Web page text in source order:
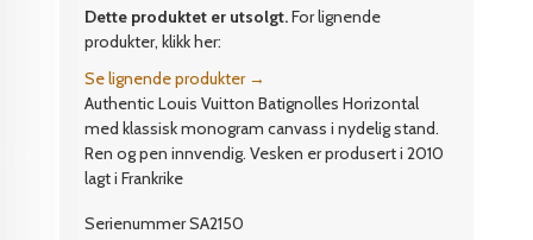
Dette produktet er utsolgt.For lignende
produkter, klikk her:
Se lignende produkter →
Authentic Louis Vuitton Batignolles Horizontal
med klassisk monogram canvass i nydelig stand.
Ren og pen innvendig. Vesken er produsert i 2010
lagt i Frankrike
Serienummer SA2150